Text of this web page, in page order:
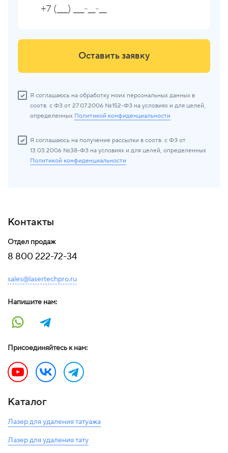
Оставить заявку
Я соглашаюсь на обработку моих персональных данных в
соотв. с ФЗ от 27.07.2006 №152-ФЗ на условиях и для целей,
определенных Политикой конфиденциальности
Я соглашаюсь на получение рассылки в соотв. с ФЗ от
13.03.2006 №38-ФЗ на условиях и для целей, определенных
Политикой конфиденциальности
Контакты
Отдел продаж
8 800 222-72-34
sales@lasertechpro.ru
Напишите нам:
Присоединяйтесь к нам:
Каталог
Лазер для удаления татуажа
Лазер для удаления тату